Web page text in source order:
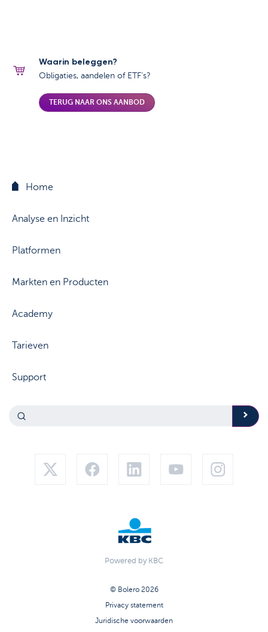
Waarin beleggen?
Obligaties, aandelen of ETF's?
TERUG NAAR ONS AANBOD
Home
Analyse en Inzicht
Platformen
Markten en Producten
Academy
Tarieven
Support
Powered by KBC
© Bolero 2026
Privacy statement
Juridische voorwaarden